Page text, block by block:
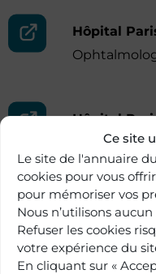
Ce site
Le site de l'annuaire
cookies pour vous
pour mémoriser vos
Nous n’utilisons
Refuser les cookies
votre expérience du
En cliquant sur «
Hôpital
Hôpital
Institut du